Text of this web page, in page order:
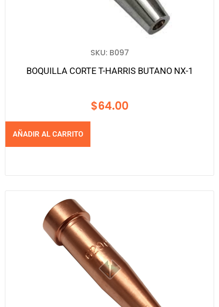
SKU: B097
BOQUILLA CORTE T-HARRIS BUTANO NX-1
$64.00
AÑADIR AL CARRITO